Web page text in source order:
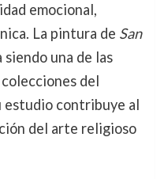
emocional,
La pintura de San
una de las
del
estudio contribuye al
del arte religioso